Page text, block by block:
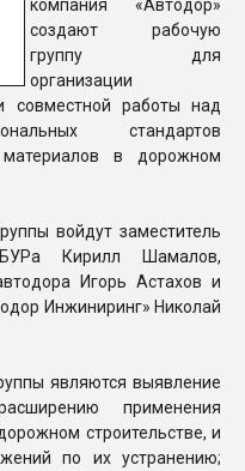
компания «Автодор»
создают рабочую
группу для
организации
совместной работы над
стандартов
материалов в дорожном
войдут заместитель
Кирилл Шамалов,
Игорь Астахов и
Инжиниринг» Николай
являются выявление
применения
строительстве, и
по их устранению;